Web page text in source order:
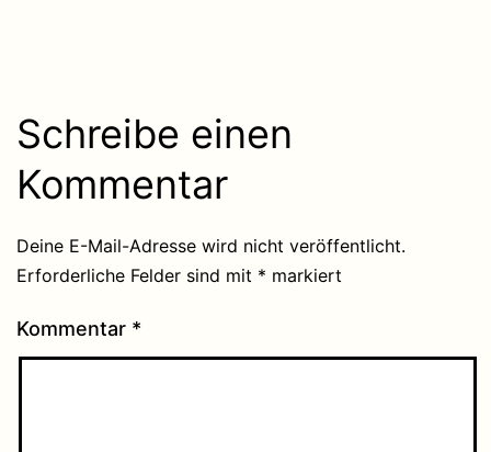
Schreibe einen
Kommentar
Deine E-Mail-Adresse wird nicht veröffentlicht.
Erforderliche Felder sind mit * markiert
Kommentar *